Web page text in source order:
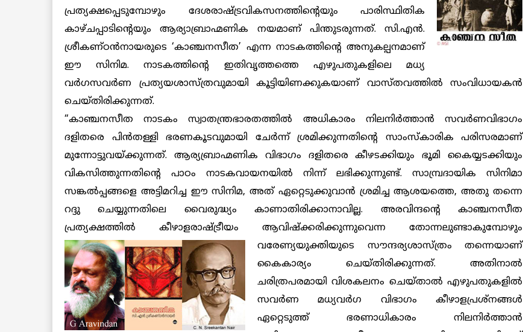
പ്രത്യക്ഷപ്പെടുമ്പോഴും ദേശരാഷ്ട്രവികസനത്തിന്റെയും പാരിസ്ഥിതിക
കാഴ്ചപ്പാടിന്റെയും ആര്യാബ്രാഹ്മണിക നയമാണ് പിന്തുടരുന്നത്. സി.എന്‍.
ശ്രീകണ്ഠന്‍നായരുടെ ‘കാഞ്ചനസീത’ എന്ന നാടകത്തിന്റെ അനുകല്പനമാണ്
ഈ സിനിമ. നാടകത്തിന്റെ ഇതിവൃത്തത്തെ എഴുപതുകളിലെ മധ്യ
വര്‍ഗസവര്‍ണ പ്രത്യയശാസ്ത്രവുമായി കൂട്ടിയിണക്കുകയാണ് വാസ്തവത്തില്‍ സംവിധായകന്‍
ചെയ്തിരിക്കുന്നത്.
“കാഞ്ചനസീത നാടകം സ്വാതന്ത്രഭാരതത്തില്‍ അധികാരം നിലനിര്‍ത്താന്‍ സവര്‍ണവിഭാഗം
ദളിതരെ പിന്‍തള്ളി ഭരണകൂടവുമായി ചേര്‍ന്ന് ശ്രമിക്കുന്നതിന്റെ സാംസ്‌കാരിക പരിസരമാണ്
മുന്നോട്ടുവയ്ക്കുന്നത്. ആര്യബ്രാഹ്മണിക വിഭാഗം ദളിതരെ കീഴടക്കിയും ഭൂമി കൈയ്യടക്കിയും
വികസിത്തുന്നതിന്റെ പാഠം നാടകവായനയില്‍ നിന്ന് ലഭിക്കുന്നുണ്ട്. സാമ്പ്രദായിക സിനിമാ
സങ്കല്‍പ്പങ്ങളെ അട്ടിമറിച്ച ഈ സിനിമ, അത് ഏറ്റെടുക്കുവാന്‍ ശ്രമിച്ച ആശയത്തെ, അതു തന്നെ
റദ്ദു ചെയ്യുന്നതിലെ വൈരുദ്ധ്യം കാണാതിരിക്കാനാവില്ല. അരവിന്ദന്റെ കാഞ്ചനസീത
പ്രത്യക്ഷത്തില്‍ കീഴാളരാഷ്ട്രീയം ആവിഷ്‌ക്കരിക്കുന്നുവെന്ന തോന്നലുണ്ടാകുമ്പോഴും
വരേണ്യയുക്തിയുടെ സൗന്ദര്യശാസ്ത്രം തന്നെയാണ്
കൈകാര്യം ചെയ്തിരിക്കുന്നത്. അതിനാല്‍
ചരിത്രപരമായി വിശകലനം ചെയ്താല്‍ എഴുപതുകളില്‍
സവര്‍ണ മധ്യവര്‍ഗ വിഭാഗം കീഴാളപ്രശ്‌നങ്ങള്‍
ഏറ്റെടുത്ത് ഭരണാധികാരം നിലനിര്‍ത്താന്‍